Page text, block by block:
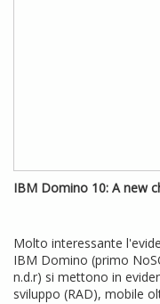
IBM Domino 10: A new
Molto interessante
IBM Domino (primo
n.d.r) si mettono in
sviluppo (RAD), mobile